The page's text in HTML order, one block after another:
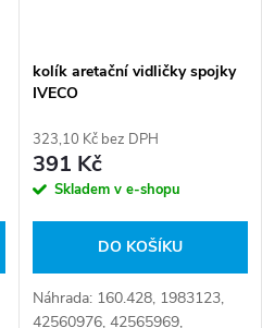
kolík aretační vidličky spojky
IVECO
323,10 Kč bez DPH
391 Kč
Skladem v e-shopu
DO KOŠÍKU
Náhrada: 160.428, 1983123,
42560976, 42565969,